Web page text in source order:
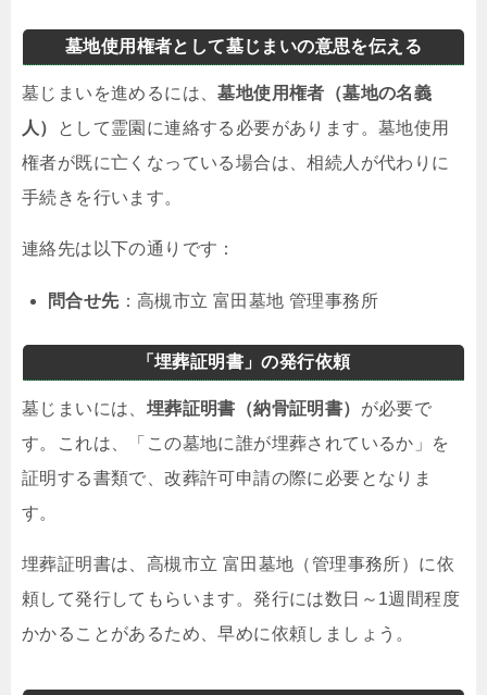
墓地使用権者として墓じまいの意思を伝える
墓じまいを進めるには、墓地使用権者（墓地の名義
人）
として霊園に連絡する必要があります。墓地使用
権者が既に亡くなっている場合は、相続人が代わりに
手続きを行います。
連絡先は以下の通りです：
問合せ先：高槻市立 富田墓地 管理事務所
「埋葬証明書」の発行依頼
墓じまいには、 埋葬証明書（納骨証明書） が必要で
す。これは、「この墓地に誰が埋葬されているか」を
証明する書類で、改葬許可申請の際に必要となりま
す。
埋葬証明書は、高槻市立 富田墓地（管理事務所）に依
頼して発行してもらいます。発行には数日～1週間程度
かかることがあるため、早めに依頼しましょう。